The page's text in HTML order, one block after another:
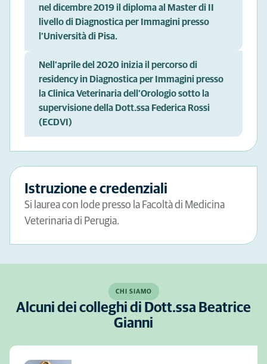
nel dicembre 2019 il diploma al Master di II
livello di Diagnostica per Immagini presso
l’Università di Pisa.
Nell’aprile del 2020 inizia il percorso di
residency in Diagnostica per Immagini presso
la Clinica Veterinaria dell’Orologio sotto la
supervisione della Dott.ssa Federica Rossi
(ECDVI)
Istruzione e credenziali
Si laurea con lode presso la Facoltà di Medicina
Veterinaria di Perugia.
CHI SIAMO
Alcuni dei colleghi di Dott.ssa Beatrice
Gianni